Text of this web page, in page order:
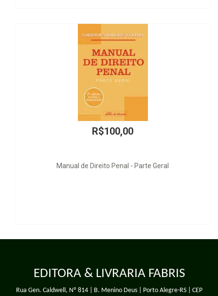
de Direito Penal - Parte Geral Liberdade Bem-
EDITORA & LIVRARIA FABRIS
Rua Gen. Caldwell, Nº 814 | B. Menino Deus | Porto Alegre-RS | CEP